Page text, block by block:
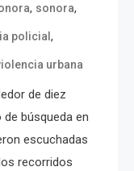
, sonora,
policial ,
urbana
de diez
búsqueda en
escuchadas
recorridos